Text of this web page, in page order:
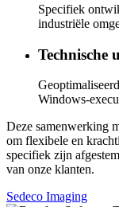
Specifiek
industriële
Technische
Windows-
Deze samenwerking
om flexibele en
specifiek zijn
van onze klanten.
Sedeco Imaging